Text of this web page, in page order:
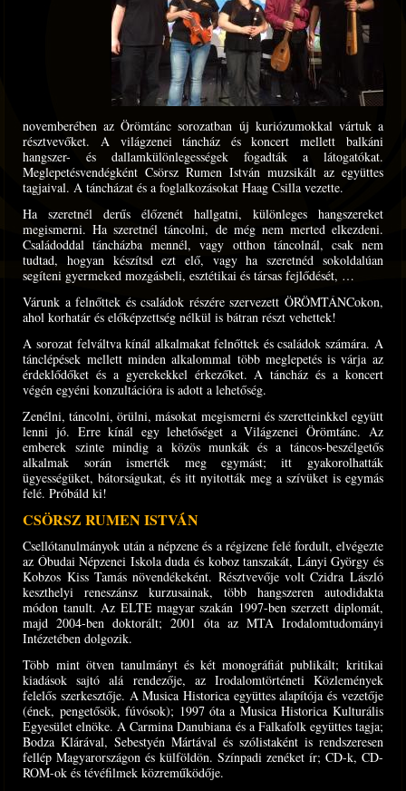
novemberében az Örömtánc sorozatban új kuriózumokkal vártuk a
résztvevőket. A világzenei táncház és koncert mellett balkáni
hangszer- és dallamkülönlegességek fogadták a látogatókat.
Meglepetésvendégként Csörsz Rumen István muzsikált az együttes
tagjaival. A táncházat és a foglalkozásokat Haag Csilla vezette.
Ha szeretnél derűs élőzenét hallgatni, különleges hangszereket
megismerni. Ha szeretnél táncolni, de még nem merted elkezdeni.
Családoddal táncházba mennél, vagy otthon táncolnál, csak nem
tudtad, hogyan készítsd ezt elő, vagy ha szeretnéd sokoldalúan
segíteni gyermeked mozgásbeli, esztétikai és társas fejlődését, …
Várunk a felnőttek és családok részére szervezett ÖRÖMTÁNCokon,
ahol korhatár és előképzettség nélkül is bátran részt vehettek!
A sorozat felváltva kínál alkalmakat felnőttek és családok számára. A
tánclépések mellett minden alkalommal több meglepetés is várja az
érdeklődőket és a gyerekekkel érkezőket. A táncház és a koncert
végén egyéni konzultációra is adott a lehetőség.
Zenélni, táncolni, örülni, másokat megismerni és szeretteinkkel együtt
lenni jó. Erre kínál egy lehetőséget a Világzenei Örömtánc. Az
emberek szinte mindig a közös munkák és a táncos-beszélgetős
alkalmak során ismerték meg egymást; itt gyakorolhatták
ügyességüket, bátorságukat, és itt nyitották meg a szívüket is egymás
felé. Próbáld ki!
CSÖRSZ RUMEN ISTVÁN
Csellótanulmányok után a népzene és a régizene felé fordult, elvégezte
az Óbudai Népzenei Iskola duda és koboz tanszakát, Lányi György és
Kobzos Kiss Tamás növendékeként. Résztvevője volt Czidra László
keszthelyi reneszánsz kurzusainak, több hangszeren autodidakta
módon tanult. Az ELTE magyar szakán 1997-ben szerzett diplomát,
majd 2004-ben doktorált; 2001 óta az MTA Irodalomtudományi
Intézetében dolgozik.
Több mint ötven tanulmányt és két monográfiát publikált; kritikai
kiadások sajtó alá rendezője, az Irodalomtörténeti Közlemények
felelős szerkesztője. A Musica Historica együttes alapítója és vezetője
(ének, pengetősök, fúvósok); 1997 óta a Musica Historica Kulturális
Egyesület elnöke. A Carmina Danubiana és a Falkafolk együttes tagja;
Bodza Klárával, Sebestyén Mártával és szólistaként is rendszeresen
fellép Magyarországon és külföldön. Színpadi zenéket ír; CD-k, CD-
ROM-ok és tévéfilmek közreműködője.